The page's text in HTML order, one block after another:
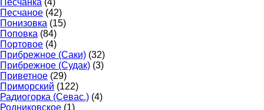
Песчаное (42)
Понизовка (15)
Поповка (84)
Портовое (4)
Прибрежное (Саки) (32)
Прибрежное (Судак) (3)
Приветное (29)
Приморский (122)
Радиогорка (Севас.) (4)
Родниковское (1)